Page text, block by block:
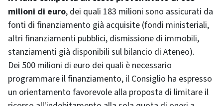
milioni di euro, dei quali 183 milioni sono assicurati da
fonti di finanziamento già acquisite (fondi ministeriali,
altri finanziamenti pubblici, dismissione di immobili,
stanziamenti già disponibili sul bilancio di Ateneo).
Dei 500 milioni di euro dei quali è necessario
programmare il finanziamento, il Consiglio ha espresso
un orientamento favorevole alla proposta di limitare il